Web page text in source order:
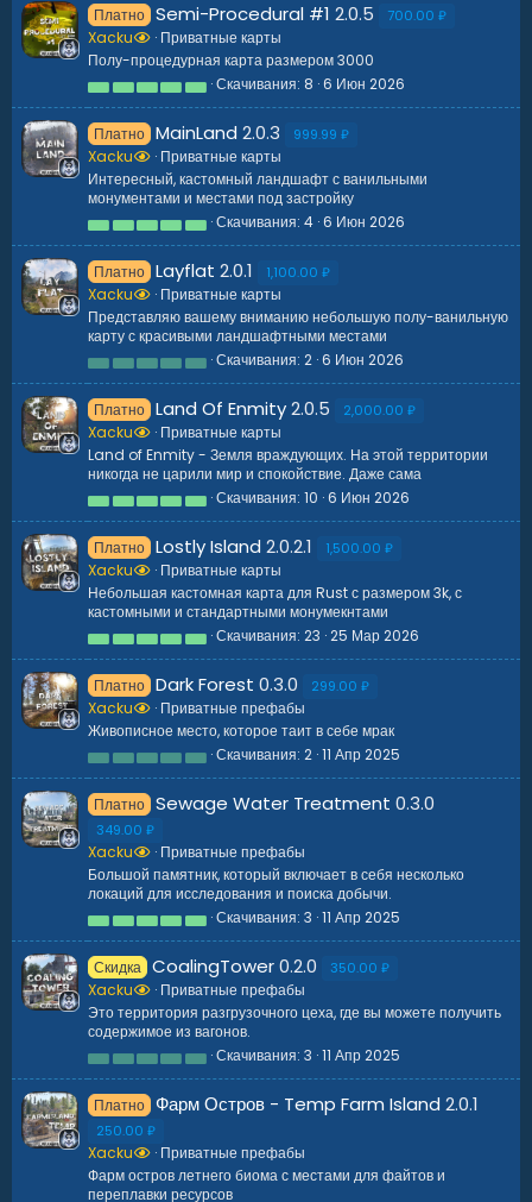
0
з
в
ё
з
д
Платно Semi-Procedural #1 2.0.5 700.00 ₽
Xacku
Приватные карты
Полу-процедурная карта размером 3000
5
.
0
з
в
ё
з
д
Скачивания 8 6 Июн 2026
Платно MainLand 2.0.3 999.99 ₽
Xacku
Приватные карты
Интересный, кастомный ландшафт с ванильными
монументами и местами под застройку
5
.
0
з
в
ё
з
д
Скачивания 4 6 Июн 2026
Платно Layflat 2.0.1 1,100.00 ₽
Xacku
Приватные карты
Представляю вашему вниманию небольшую полу-ванильную
карту с красивыми ландшафтными местами
0
.
0
з
в
ё
з
д
Скачивания 2 6 Июн 2026
Платно Land Of Enmity 2.0.5 2,000.00 ₽
Xacku
Приватные карты
Land of Enmity - Земля враждующих. На этой территории
никогда не царили мир и спокойствие. Даже сама
5
.
0
з
в
ё
з
д
Скачивания 10 6 Июн 2026
Платно Lostly Island 2.0.2.1 1,500.00 ₽
Xacku
Приватные карты
Небольшая кастомная карта для Rust с размером 3k, с
кастомными и стандартными монумекнтами
5
.
0
з
в
ё
з
д
Скачивания 23 25 Мар 2026
Платно Dark Forest 0.3.0 299.00 ₽
Xacku
Приватные префабы
Живописное место, которое таит в себе мрак
0
.
0
ё
з
д
Скачивания 2 11 Апр 2025
Платно Sewage Water Treatment 0.3.0
349.00 ₽
Xacku
Приватные префабы
Большой памятник, который включает в себя несколько
локаций для исследования и поиска добычи.
5
.
0
з
в
ё
з
д
Скачивания 3 11 Апр 2025
Скидка CoalingTower 0.2.0 350.00 ₽
Xacku
Приватные префабы
Это территория разгрузочного цеха, где вы можете получить
содержимое из вагонов.
0
.
0
ё
з
д
Скачивания 3 11 Апр 2025
Платно Фарм Остров - Temp Farm Island 2.0.1
250.00 ₽
Xacku
Приватные префабы
Фарм остров летнего биома с местами для файтов и
переплавки ресурсов